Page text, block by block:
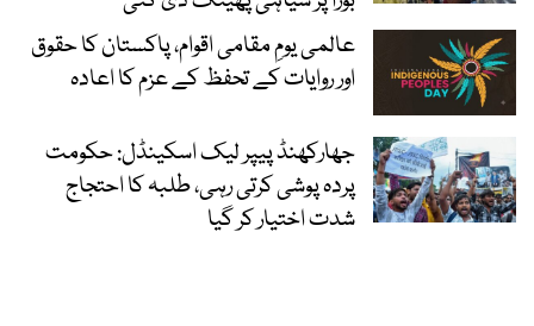
عالمی یومِ مقامی اقوام، پاکستان کا حقوق
اور روایات کے تحفظ کے عزم کا اعادہ
جھارکھنڈ پیپر لیک اسکینڈل: حکومت
پردہ پوشی کرتی رہی، طلبہ کا احتجاج
شدت اختیار کر گیا